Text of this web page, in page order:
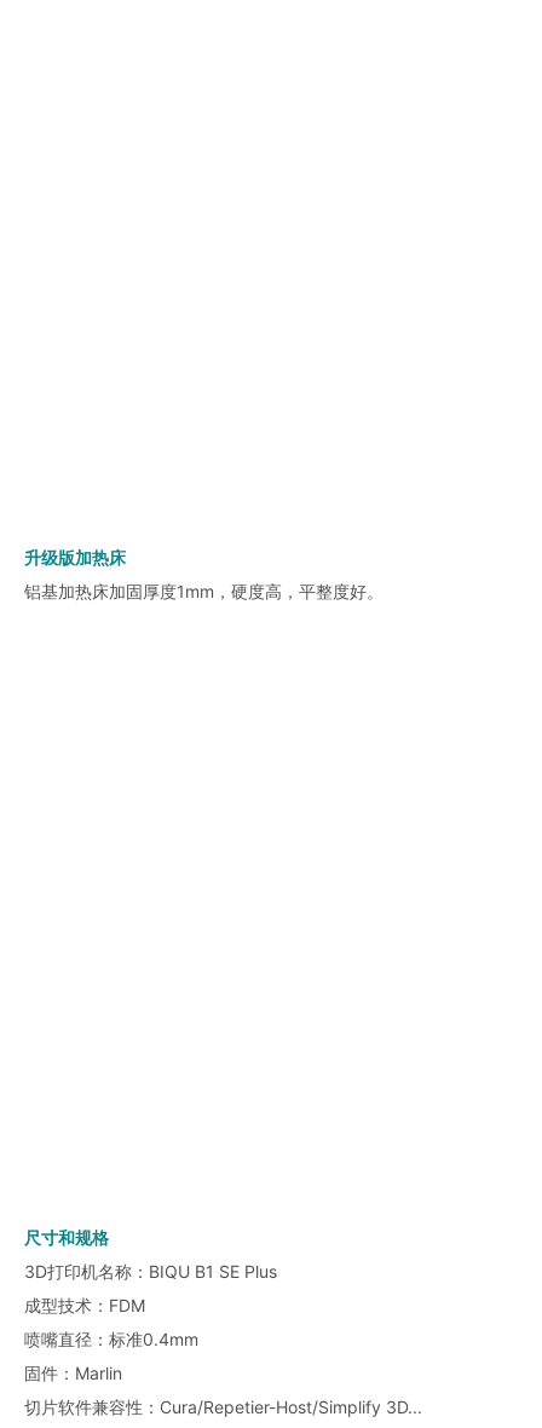
升级版加热床
铝基加热床加固厚度1mm，硬度高，平整度好。
尺寸和规格
3D打印机名称：BIQU B1 SE Plus
成型技术：FDM
喷嘴直径：标准0.4mm
固件：Marlin
切片软件兼容性：Cura/Repetier-Host/Simplify 3D...